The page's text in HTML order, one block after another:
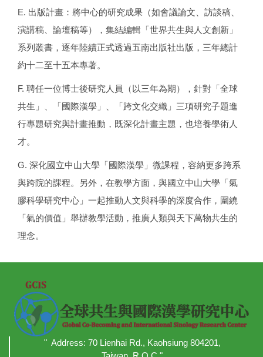
E. 出版計畫：將中心的研究成果（如會議論文、訪談稿、
演講稿、論壇稿等），集結編輯「世界共生與人文創新」
系列叢書，逐年陸續正式透過五南出版社出版，三年總計
約十二至十五本專著。
F. 聘任一位博士後研究人員（以三年為期），針對「全球
共生」、「國際漢學」、「跨文化交織」三項研究子題進
行專題研究與計畫推動，既深化計畫主題，也培養學術人
才。
G. 深化國立中山大學「國際漢學」微課程，容納更多跨系
與跨院的課程。另外，在教學方面，與國立中山大學「氣
膠科學研究中心」一起推動人文與科學的深度合作，圍繞
「氣的價值」舉辦教學活動，推廣人類與天下萬物共生的
理念。
" Address: 70 Lienhai Rd., Kaohsiung 804201,